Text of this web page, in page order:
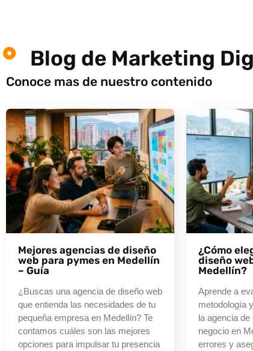
Blog de Marketing
Conoce mas de nuestro contenido
Mejores agencias de diseño
web para pymes en Medellín
– Guía
¿Buscas una agencia de diseño web
que entienda las necesidades de tu
pequeña empresa en Medellín? Te
contamos cuáles son las mejores
opciones para impulsar tu presencia
¿Cómo
diseño
Medellín?
Aprende a
metodología
la agencia
negocio en
errores y